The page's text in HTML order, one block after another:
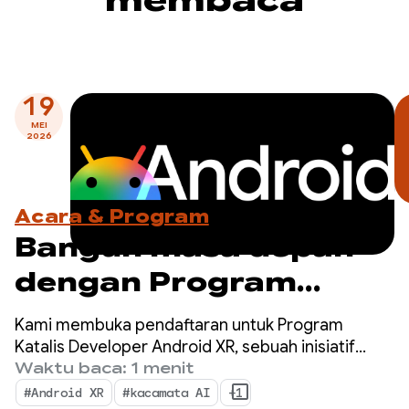
19
MEI
2026
Acara & Program
Bangun masa depan
dengan Program
Katalis Developer
Android XR — Daftar
sekarang!
Kami membuka pendaftaran untuk Program
Katalis Developer Android XR, sebuah inisiatif
khusus untuk mempercepat pengembangan
aplikasi Android XR yang siap diluncurkan dalam
Waktu baca: 1 menit
#Android XR #kacamata AI +1